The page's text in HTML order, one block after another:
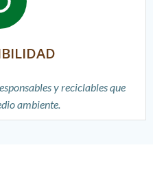
y reciclables que
ambiente.